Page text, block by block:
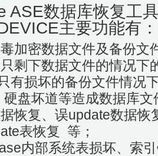
ASE数据库恢复工
主要功能有：
加密数据文件及备份文
剩下数据文件的情况下
有损坏的备份文件情况
硬盘坏道等造成数据库
恢复、误update数据恢
表恢复 等；
内部系统表损坏、索